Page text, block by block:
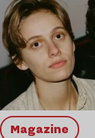
magazine